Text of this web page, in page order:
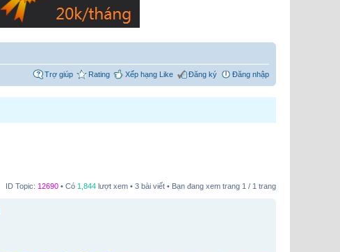
Trợ giúp Rating Xếp hạng Like Đăng ký Đăng nhập
ID Topic: 12690 • Có 1,844 lượt xem • 3 bài viết • Bạn đang xem trang 1 / 1 trang